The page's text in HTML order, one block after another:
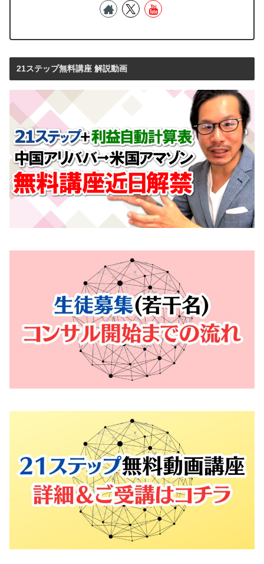
21ステップ無料講座 解説動画